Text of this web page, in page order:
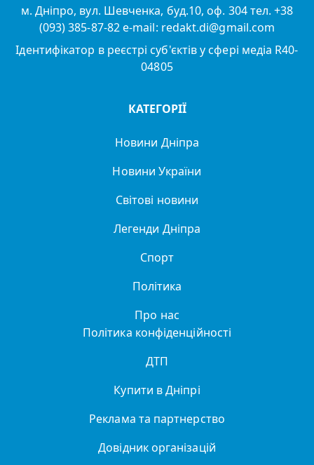
м. Дніпро, вул. Шевченка, буд.10, оф. 304 тел. +38
(093) 385-87-82 e-mail: redakt.di@gmail.com
Ідентифікатор в реєстрі суб'єктів у сфері медіа R40-
04805
КАТЕГОРІЇ
Новини Дніпра
Новини України
Світові новини
Легенди Дніпра
Спорт
Політика
Про нас
Політика конфіденційності
ДТП
Купити в Дніпрі
Реклама та партнерство
Довідник організацій